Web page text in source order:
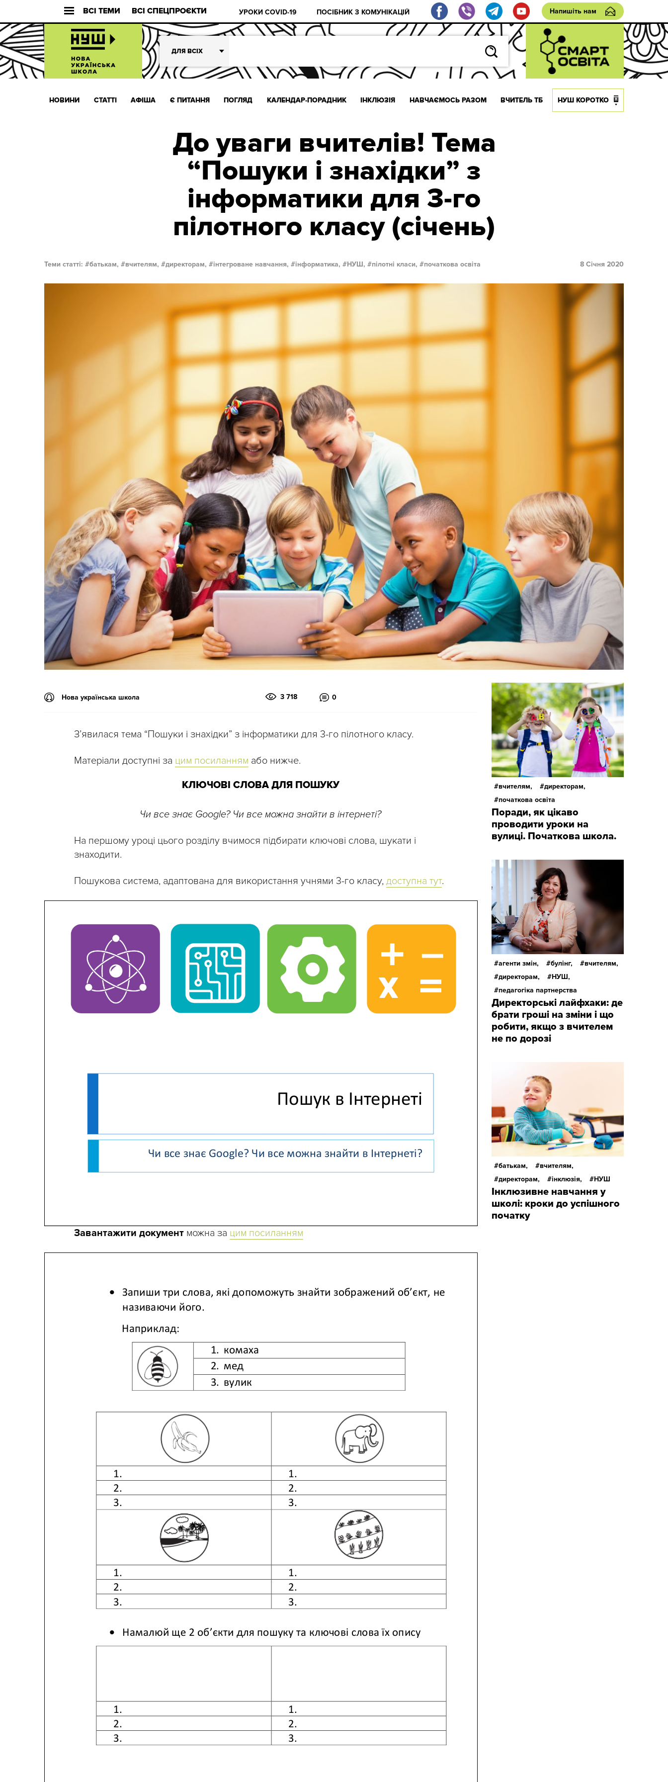
ВСІ ТЕМИ ВСІ СПЕЦПРОЄКТИ УРОКИ COVID-19 ПОСІБНИК З КОМУНІКАЦІЙ Напишіть нам
ДЛЯ ВСІХ
НОВИНИ СТАТТІ АФІША Є ПИТАННЯ ПОГЛЯД КАЛЕНДАР-ПОРАДНИК ІНКЛЮЗІЯ НАВЧАЄМОСЬ РАЗОМ ВЧИТЕЛЬ ТБ НУШ КОРОТКО
До уваги вчителів! Тема
“Пошуки і знахідки” з
інформатики для 3-го
пілотного класу (січень)
Теми статті: батькам, вчителям, директорам, інтегроване навчання, інформатика, НУШ, пілотні класи, початкова освіта 8 Січня 2020
Нова українська школа 3 718 0
З’явилася тема “Пошуки і знахідки” з інформатики для 3-го пілотного класу.
Матеріали доступні за цим посиланням або нижче.
КЛЮЧОВІ СЛОВА ДЛЯ ПОШУКУ
Чи все знає Google? Чи все можна знайти в інтернеті?
На першому уроці цього розділу вчимося підбирати ключові слова, шукати і
знаходити.
Пошукова система, адаптована для використання учнями 3-го класу, доступна тут.
Завантажити документ можна за цим посиланням
вчителям,
директорам,
початкова освіта
Поради, як цікаво
проводити уроки на
вулиці. Початкова школа.
агенти змін, булінг,
вчителям,
директорам,
НУШ,
педагогіка партнерства
Директорські лайфхаки: де
брати гроші на зміни і що
робити, якщо з вчителем
не по дорозі
батькам,
вчителям,
директорам,
інклюзія, НУШ
Інклюзивне навчання у
школі: кроки до успішного
початку